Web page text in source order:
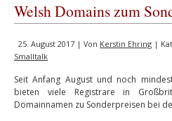
Welsh Domains zum
25. August 2017 | Von Kerstin Ehring |
Smalltalk
Seit Anfang August und noch
bieten viele Registrare in
Domainnamen zu Sonderpreisen bei